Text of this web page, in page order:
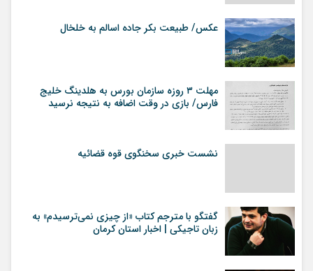
عکس/ طبیعت بکر جاده اسالم به خلخال
مهلت ۳ روزه سازمان بورس به هلدینگ خلیج
فارس/ بازی در وقت اضافه به نتیجه نرسید
نشست خبری سخنگوی قوه قضائیه
گفتگو با مترجم کتاب «از چیزی نمی‌ترسیدم» به
زبان تاجیکی | اخبار استان کرمان